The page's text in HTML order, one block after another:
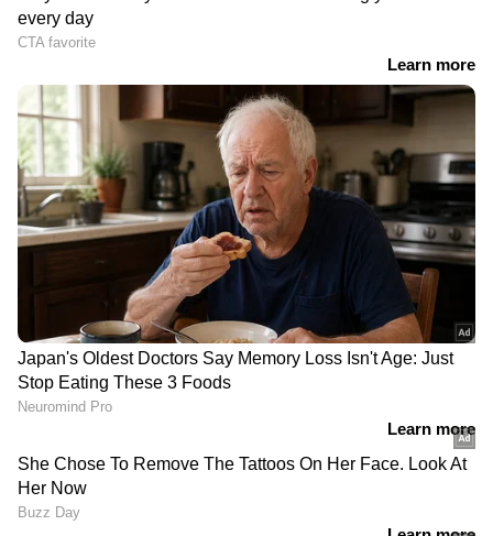
ഏത് വാങ്ങും? ഇന്ത്യയിലെ മികച്ച
കോംപാക്റ്റ് സ്‍മാർട്ട്‌ഫോണുകൾ
DOWNLOAD APP
RECOMMENDED STORIES
ഏത് വാങ്ങും? ഇന്ത്യയിലെ
മികച്ച കോംപാക്റ്റ്